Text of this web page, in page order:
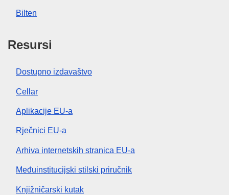
Bilten
Resursi
Dostupno izdavaštvo
Cellar
Aplikacije EU-a
Rječnici EU-a
Arhiva internetskih stranica EU-a
Međuinstitucijski stilski priručnik
Knjižničarski kutak